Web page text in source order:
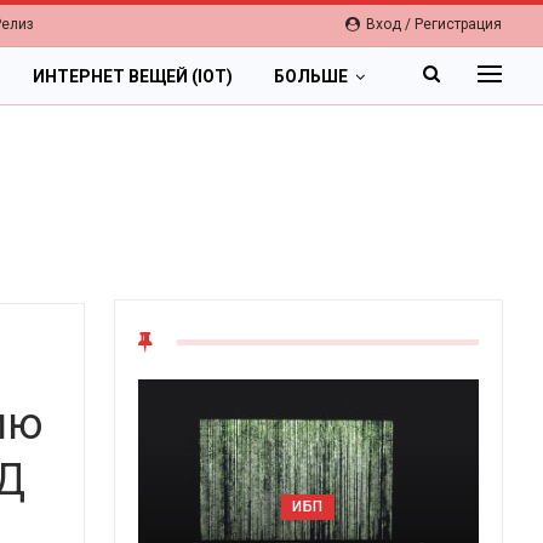
Вход / Регистрация
ИНТЕРНЕТ ВЕЩЕЙ (IOT) БОЛЬШЕ
ОБЛАКА
Цифровая экономика 2026.